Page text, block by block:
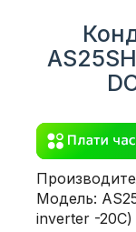
Модель:
inverter -20С)